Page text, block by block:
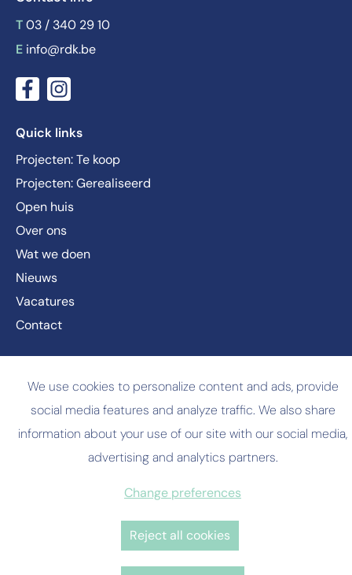
T 03 / 340 29 10
E info@rdk.be
Quick links
Projecten: Te koop
Projecten: Gerealiseerd
Open huis
Over ons
Wat we doen
Nieuws
Vacatures
Contact
© Copyright 2026 RDK
Privacy policy
Cookie policy
Website by Brandle
We use cookies to personalize content and ads, provide
social media features and analyze traffic. We also share
information about your use of our site with our social media,
advertising and analytics partners.
Change preferences
Reject all cookies